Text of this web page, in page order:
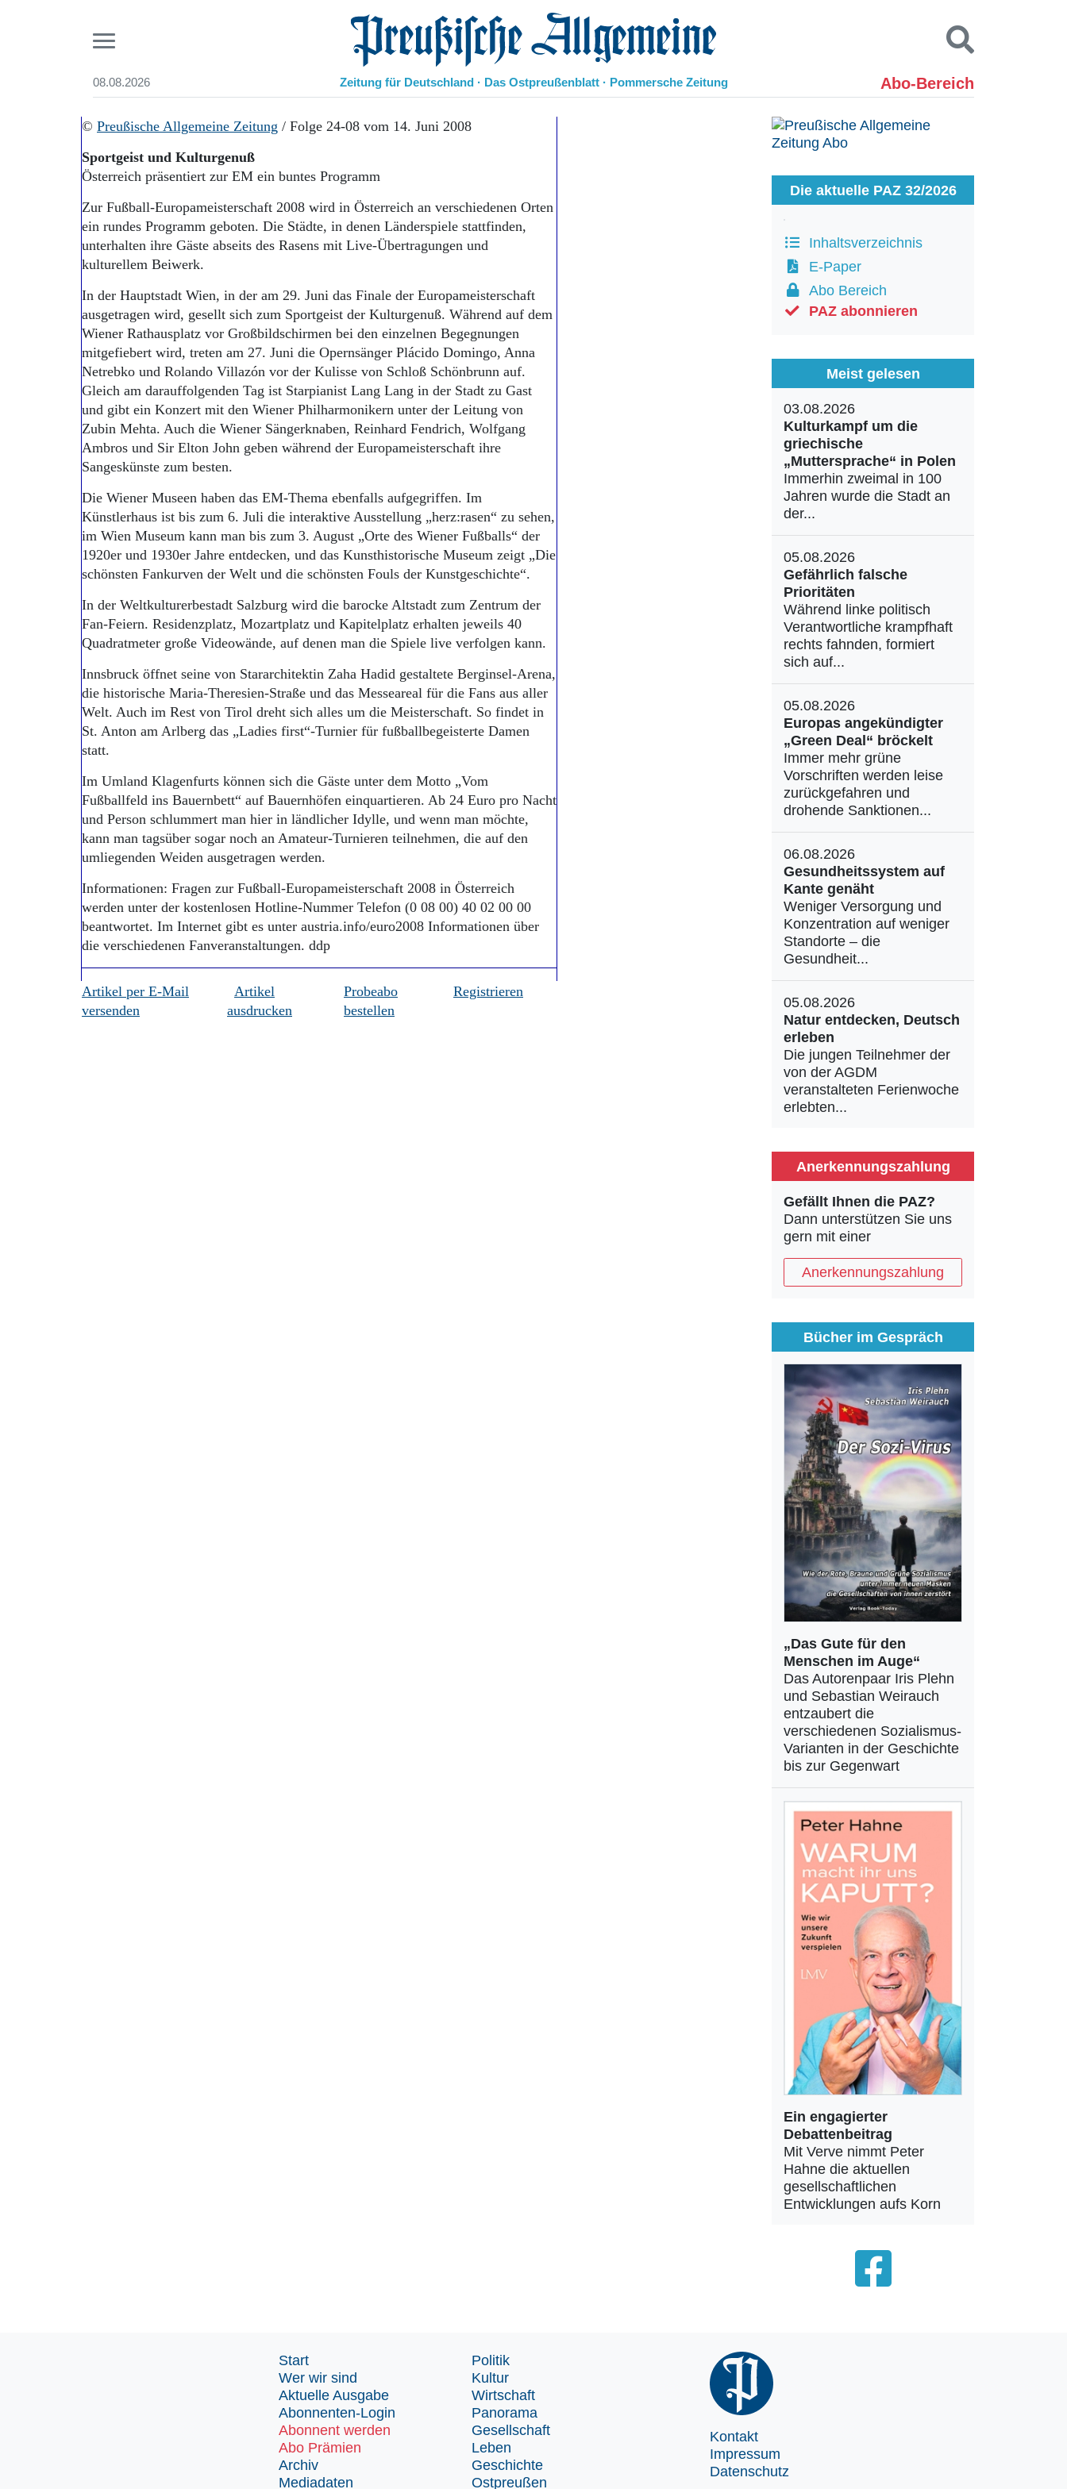
08.08.2026 Preußische Allgemeine Zeitung
Zeitung für Deutschland · Das Ostpreußenblatt · Pommersche Zeitung Abo-Bereich
Start
Aktuelle Ausgabe
Abonnenten-Login
Abo Prämien
Archiv
Mediadaten
Leben
Geschichte
Schlesien
Danzig und Westpreußen
Bücher
Kontakt
Suchen und finden
© Preußische Allgemeine Zeitung / Folge 24-08 vom 14. Juni 2008
Sportgeist und Kulturgenuß
Österreich präsentiert zur EM ein buntes Programm
Zur Fußball-Europameisterschaft 2008 wird in Österreich an verschiedenen Orten
ein rundes Programm geboten. Die Städte, in denen Länderspiele stattfinden,
unterhalten ihre Gäste abseits des Rasens mit Live-Übertragungen und
kulturellem Beiwerk.
In der Hauptstadt Wien, in der am 29. Juni das Finale der Europameisterschaft
ausgetragen wird, gesellt sich zum Sportgeist der Kulturgenuß. Während auf dem
Wiener Rathausplatz vor Großbildschirmen bei den einzelnen Begegnungen
mitgefiebert wird, treten am 27. Juni die Opernsänger Plácido Domingo, Anna
Netrebko und Rolando Villazón vor der Kulisse von Schloß Schönbrunn auf.
Gleich am darauffolgenden Tag ist Starpianist Lang Lang in der Stadt zu Gast
und gibt ein Konzert mit den Wiener Philharmonikern unter der Leitung von
Zubin Mehta. Auch die Wiener Sängerknaben, Reinhard Fendrich, Wolfgang
Ambros und Sir Elton John geben während der Europameisterschaft ihre
Sangeskünste zum besten.
Die Wiener Museen haben das EM-Thema ebenfalls aufgegriffen. Im
Künstlerhaus ist bis zum 6. Juli die interaktive Ausstellung „herz:rasen“ zu sehen,
im Wien Museum kann man bis zum 3. August „Orte des Wiener Fußballs“ der
1920er und 1930er Jahre entdecken, und das Kunsthistorische Museum zeigt „Die
schönsten Fankurven der Welt und die schönsten Fouls der Kunstgeschichte“.
In der Weltkulturerbestadt Salzburg wird die barocke Altstadt zum Zentrum der
Fan-Feiern. Residenzplatz, Mozartplatz und Kapitelplatz erhalten jeweils 40
Quadratmeter große Videowände, auf denen man die Spiele live verfolgen kann.
Innsbruck öffnet seine von Stararchitektin Zaha Hadid gestaltete Berginsel-Arena,
die historische Maria-Theresien-Straße und das Messeareal für die Fans aus aller
Welt. Auch im Rest von Tirol dreht sich alles um die Meisterschaft. So findet in
St. Anton am Arlberg das „Ladies first“-Turnier für fußballbegeisterte Damen
statt.
Im Umland Klagenfurts können sich die Gäste unter dem Motto „Vom
Fußballfeld ins Bauernbett“ auf Bauernhöfen einquartieren. Ab 24 Euro pro Nacht
und Person schlummert man hier in ländlicher Idylle, und wenn man möchte,
kann man tagsüber sogar noch an Amateur-Turnieren teilnehmen, die auf den
umliegenden Weiden ausgetragen werden.
Informationen: Fragen zur Fußball-Europameisterschaft 2008 in Österreich
werden unter der kostenlosen Hotline-Nummer Telefon (0 08 00) 40 02 00 00
beantwortet. Im Internet gibt es unter austria.info/euro2008 Informationen über
die verschiedenen Fanveranstaltungen. ddp
Artikel per E-Mail
versenden
Artikel
ausdrucken
Probeabo
bestellen
Registrieren
Die aktuelle PAZ 32/2026
Inhaltsverzeichnis
E-Paper
Abo Bereich
PAZ abonnieren
Meist gelesen
03.08.2026
Kulturkampf um die
griechische
„Muttersprache“ in Polen
Immerhin zweimal in 100
Jahren wurde die Stadt an
der...
05.08.2026
Gefährlich falsche
Prioritäten
Während linke politisch
Verantwortliche krampfhaft
rechts fahnden, formiert
sich auf...
05.08.2026
Europas angekündigter
„Green Deal“ bröckelt
Immer mehr grüne
Vorschriften werden leise
zurückgefahren und
drohende Sanktionen...
06.08.2026
Gesundheitssystem auf
Kante genäht
Weniger Versorgung und
Konzentration auf weniger
Standorte – die
Gesundheit...
05.08.2026
Natur entdecken, Deutsch
erleben
Die jungen Teilnehmer der
von der AGDM
veranstalteten Ferienwoche
erlebten...
Anerkennungszahlung
Gefällt Ihnen die PAZ?
Dann unterstützen Sie uns
gern mit einer
Anerkennungszahlung
Bücher im Gespräch
„Das Gute für den
Menschen im Auge“
Das Autorenpaar Iris Plehn
und Sebastian Weirauch
entzaubert die
verschiedenen Sozialismus-
Varianten in der Geschichte
bis zur Gegenwart
Ein engagierter
Debattenbeitrag
Mit Verve nimmt Peter
Hahne die aktuellen
gesellschaftlichen
Entwicklungen aufs Korn
Start
Wer wir sind
Aktuelle Ausgabe
Abonnenten-Login
Abonnent werden
Abo Prämien
Archiv
Mediadaten
Politik
Kultur
Wirtschaft
Panorama
Gesellschaft
Leben
Geschichte
Ostpreußen
Kontakt
Impressum
Datenschutz